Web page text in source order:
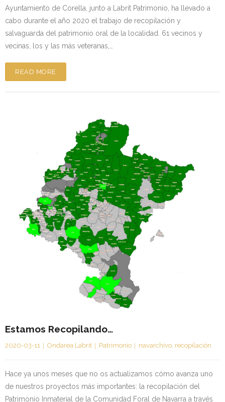
Ayuntamiento de Corella, junto a Labrit Patrimonio, ha llevado a
cabo durante el año 2020 el trabajo de recopilación y
salvaguarda del patrimonio oral de la localidad. 61 vecinos y
vecinas, los y las más veteranas,…
READ MORE
Estamos Recopilando…
2020-03-11 Ondarea Labrit Patrimonio navarchivo recopilación
Hace ya unos meses que no os actualizamos cómo avanza uno
de nuestros proyectos más importantes: la recopilación del
Patrimonio Inmaterial de la Comunidad Foral de Navarra a través